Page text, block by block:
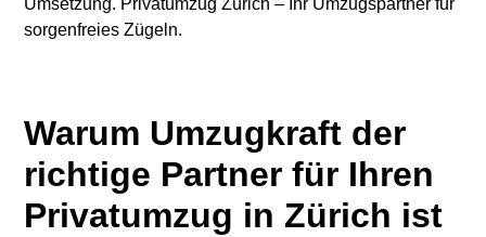
Umsetzung. Privatumzug Zürich – Ihr Umzugspartner für
sorgenfreies Zügeln.
Warum Umzugkraft der
richtige Partner für Ihren
Privatumzug in Zürich ist